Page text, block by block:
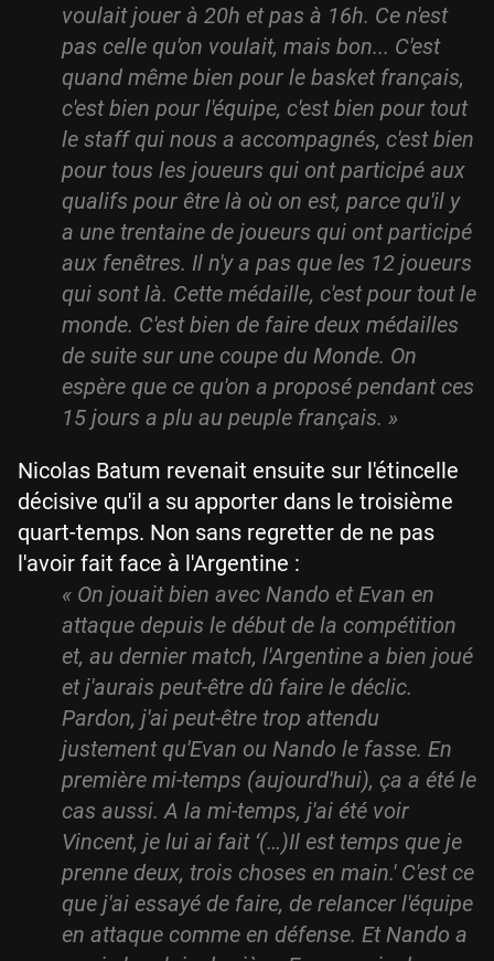
voulait jouer à 20h et pas à 16h. Ce n'est
pas celle qu'on voulait, mais bon... C'est
quand même bien pour le basket français,
c'est bien pour l'équipe, c'est bien pour tout
le staff qui nous a accompagnés, c'est bien
pour tous les joueurs qui ont participé aux
qualifs pour être là où on est, parce qu'il y
a une trentaine de joueurs qui ont participé
aux fenêtres. Il n'y a pas que les 12 joueurs
qui sont là. Cette médaille, c'est pour tout le
monde. C'est bien de faire deux médailles
de suite sur une coupe du Monde. On
espère que ce qu'on a proposé pendant ces
15 jours a plu au peuple français. »
Nicolas Batum revenait ensuite sur l'étincelle
décisive qu'il a su apporter dans le troisième
quart-temps. Non sans regretter de ne pas
l'avoir fait face à l'Argentine :
« On jouait bien avec Nando et Evan en
attaque depuis le début de la compétition
et, au dernier match, l'Argentine a bien joué
et j'aurais peut-être dû faire le déclic.
Pardon, j'ai peut-être trop attendu
justement qu'Evan ou Nando le fasse. En
première mi-temps (aujourd'hui), ça a été le
cas aussi. A la mi-temps, j'ai été voir
Vincent, je lui ai fait ‘(…)Il est temps que je
prenne deux, trois choses en main.' C'est ce
que j'ai essayé de faire, de relancer l'équipe
en attaque comme en défense. Et Nando a